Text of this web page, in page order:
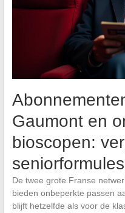
Gaumont en
bioscopen:
seniorformules
De twee grote Franse
bieden onbeperkte passen
blijft hetzelfde als voor de